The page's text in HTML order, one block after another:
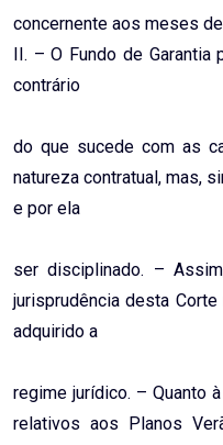
concernente aos meses
II. – O Fundo de
contrário
do que sucede com as
natureza contratual, mas,
e por ela
ser disciplinado. –
jurisprudência desta
adquirido a
regime jurídico. – Quanto
relativos aos Planos